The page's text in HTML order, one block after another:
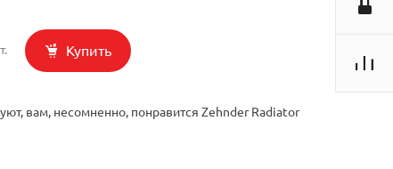
Купить
вам, несомненно, понравится Zehnder Radiator